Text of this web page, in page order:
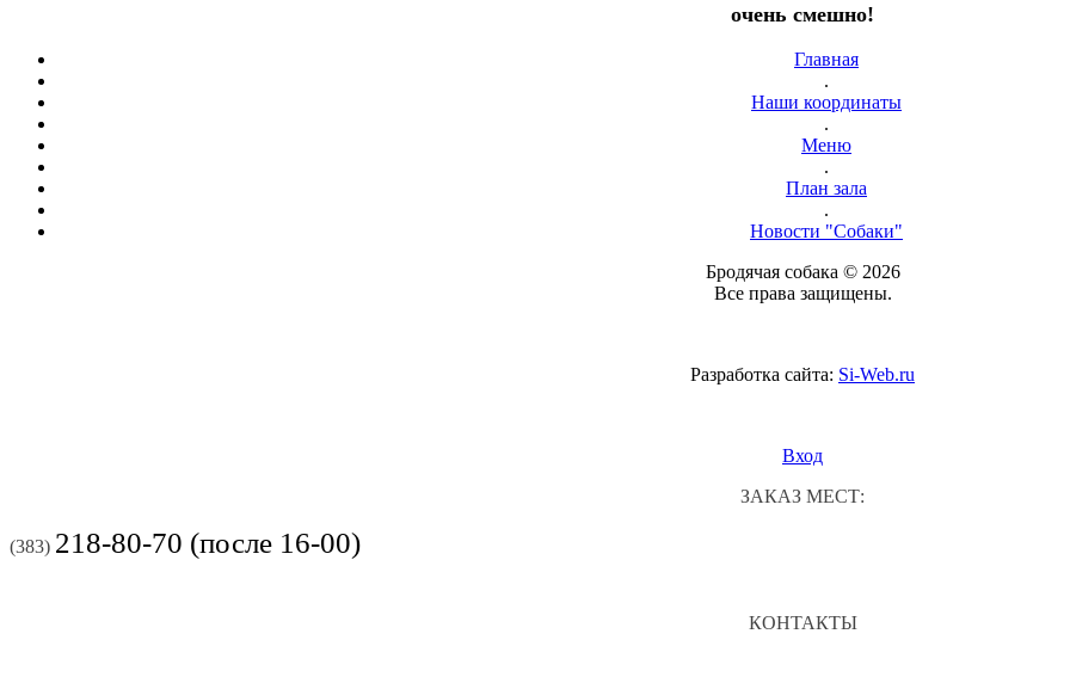
очень смешно!
Главная
.
Наши координаты
.
Меню
.
План зала
.
Новости "Собаки"
Бродячая собака © 2026
Все права защищены.
Разработка сайта: Si-Web.ru
Вход
ЗАКАЗ МЕСТ:
(383) 218-80-70 (после 16-00)
КОНТАКТЫ